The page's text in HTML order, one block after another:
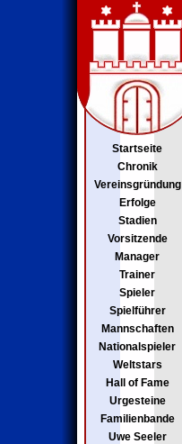
Startseite
Chronik
Vereinsgründung
Erfolge
Stadien
Vorsitzende
Manager
Trainer
Spieler
Spielführer
Mannschaften
Nationalspieler
Weltstars
Hall of Fame
Urgesteine
Familienbande
Uwe Seeler